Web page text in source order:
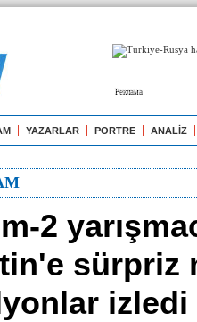
Реклама
YAZARLAR PORTRE ANALİZ
2
sürpriz
izledi